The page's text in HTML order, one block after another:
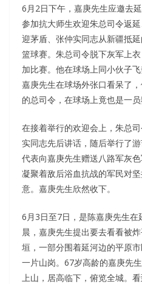
6月2日下午，嘉庚先生应邀去
参加抗大师生欢迎朱总司令返
迎茅盾、张仲实同志从新疆抵
篮球赛。朱总司令脱下灰军上
加比赛。他在球场上同小伙子
嘉庚先生在球场外张口看呆了
的总司令，在球场上竟也是一员
在接着举行的欢迎会上，朱总
实同志先后讲话，随后举行了
代表向嘉庚先生赠送八路军灰
凝聚着敌后浴血抗战的军民对
意。嘉庚先生欣然收下。
6月3日至7日，是陈嘉庚先生
晨，嘉庚先生提出要去看看被
垣，一部分围着延河边的平原
一片山岗。67岁高龄的嘉庚先
上山，居高临下，俯览全城。